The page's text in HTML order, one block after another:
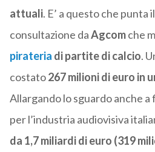
attuali. E’ a questo che
consultazione daAgcomche
pirateria di partite di calcio.
costato267 milioni di euro in
Allargando lo sguardo anche a
per l’industria audiovisiva
da 1,7 miliardi di euro (319